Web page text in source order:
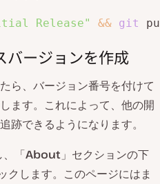
Release" && git
バージョンを作成
ら、バージョン番号を付けて
ます。これによって、他の開
跡できるようになります。
「About 」セクションの下
クします。このページにはま